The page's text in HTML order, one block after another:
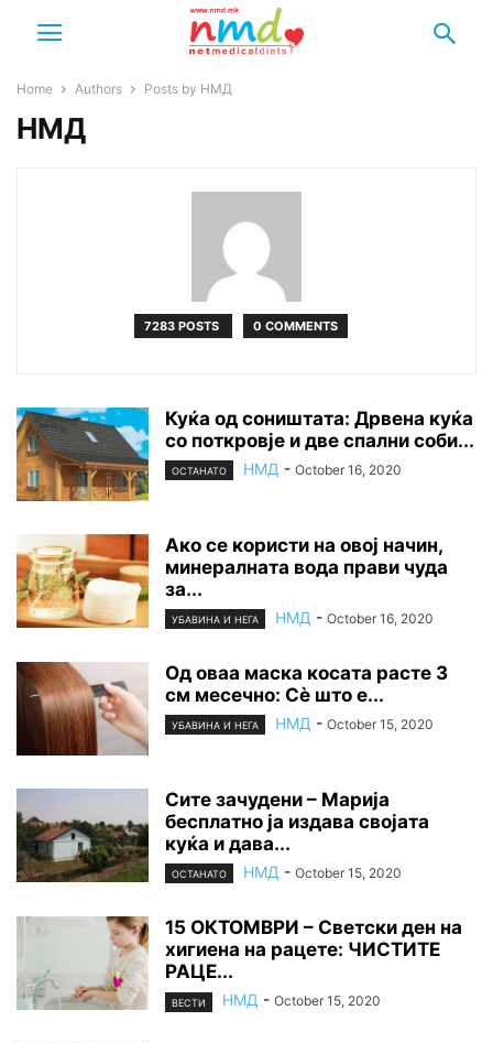
Home Authors Posts by НМД
НМД
7283 POSTS 0 COMMENTS
Куќа од соништата: Дрвена куќа
со поткровје и две спални соби...
ОСТАНАТО НМД - October 16, 2020
Ако се користи на овој начин,
минералната вода прави чуда
за...
УБАВИНА И НЕГА НМД - October 16, 2020
Од оваа маска косата расте 3
см месечно: Сè што е...
УБАВИНА И НЕГА НМД - October 15, 2020
Сите зачудени – Марија
бесплатно ја издава својата
куќа и дава...
ОСТАНАТО НМД - October 15, 2020
15 ОКТОМВРИ – Светски ден на
хигиена на рацете: ЧИСТИТЕ
РАЦЕ...
ВЕСТИ НМД - October 15, 2020